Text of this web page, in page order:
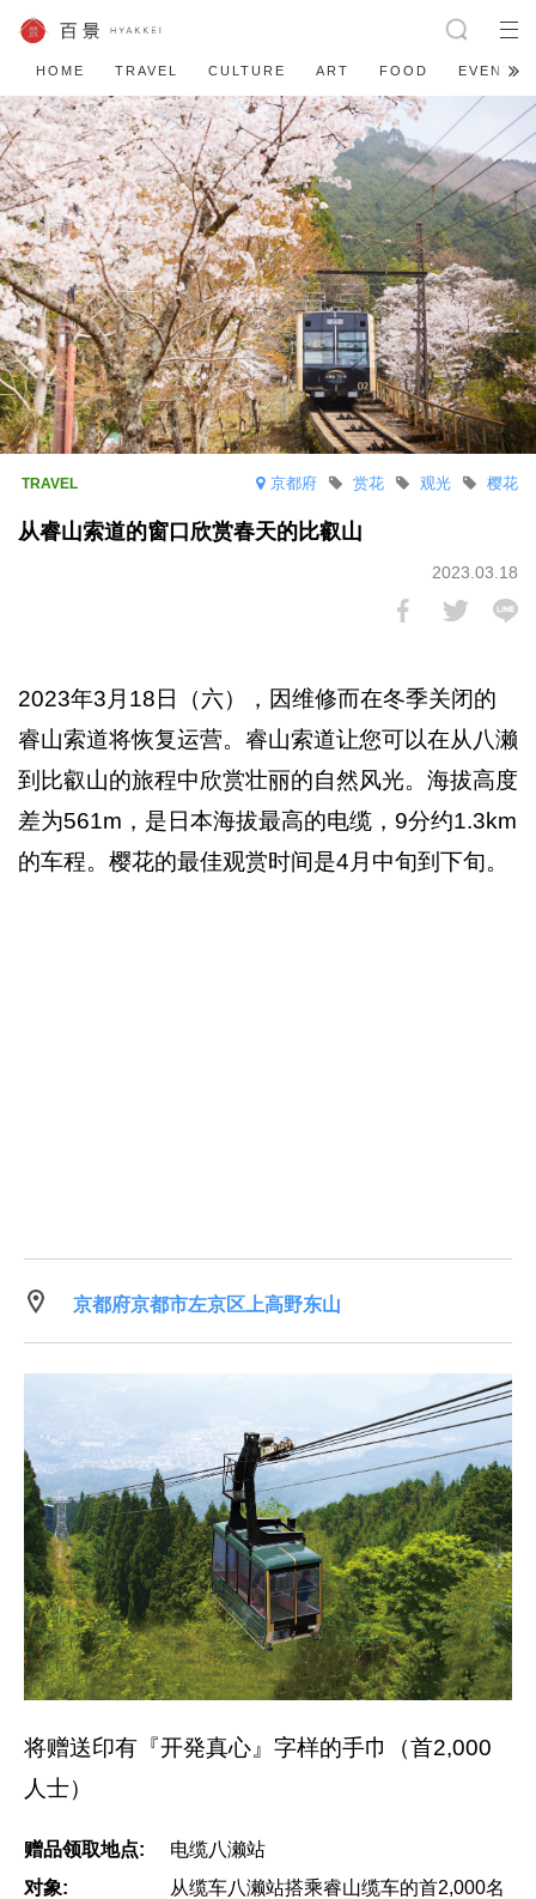
HOME TRAVEL CULTURE ART FOOD EVENT
京都府 樱花
观光
赏花
从睿山索道的窗口欣赏春天的比叡山
2023.03.18
2023年3月18日（六），因维修而在冬季关闭的
睿山索道将恢复运营。睿山索道让您可以在从八濑
到比叡山的旅程中欣赏壮丽的自然风光。海拔高度
差为561m，是日本海拔最高的电缆，9分约1.3km
的车程。樱花的最佳观赏时间是4月中旬到下旬。
京都府京都市左京区上高野东山
将赠送印有『开発真心』字样的手巾（首2,000
人士）
赠品领取地点:
电缆八濑站
对象:
从缆车八濑站搭乘睿山缆车的首2,000名